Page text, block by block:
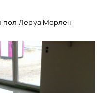
пол Леруа Мерлен